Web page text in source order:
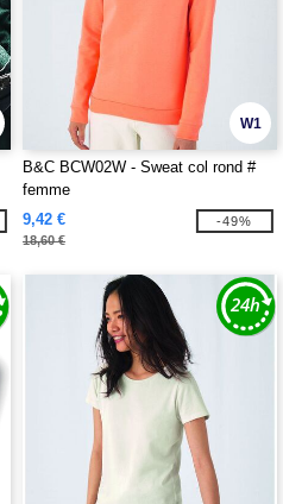
W1
B&C BCW02W - Sweat col rond #
femme
9,42 €
18,60 €
-49%